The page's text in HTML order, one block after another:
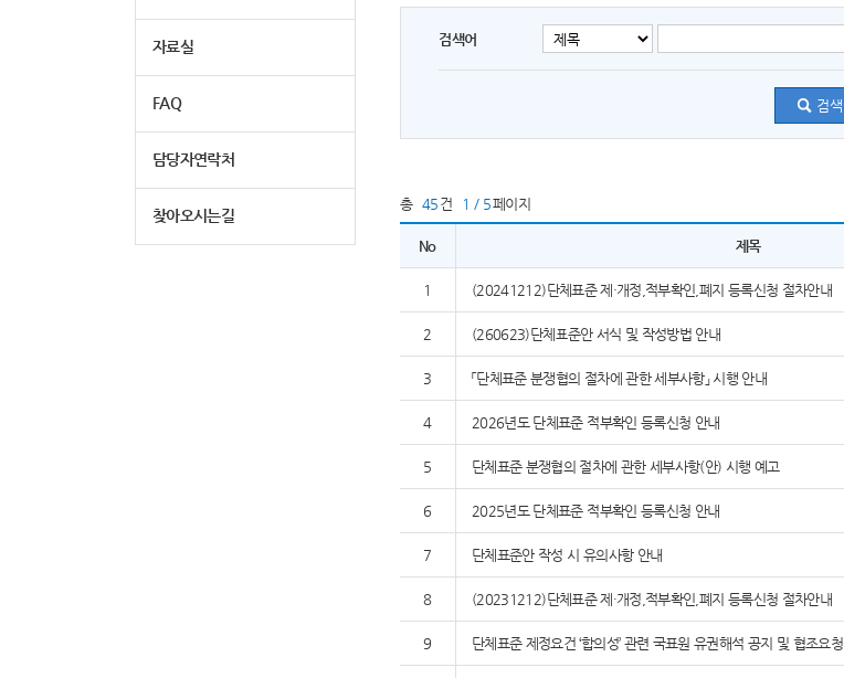
자료실
FAQ
담당자연락처
찾아오시는길
검색어
총 45 건 1 / 5페이지
No 제목
1 (20241212)단체표준 제·개정,적부확인,폐지 등록신청 절차안내
2 (260623)단체표준안 서식 및 작성방법 안내
3 「단체표준 분쟁협의 절차에 관한 세부사항」 시행 안내
4 2026년도 단체표준 적부확인 등록신청 안내
5 단체표준 분쟁협의 절차에 관한 세부사항(안) 시행 예고
6 2025년도 단체표준 적부확인 등록신청 안내
7 단체표준안 작성 시 유의사항 안내
8 (20231212)단체표준 제·개정,적부확인,폐지 등록신청 절차안내
9 단체표준 제정요건 ‘합의성’ 관련 국표원 유권해석 공지 및 협조요청